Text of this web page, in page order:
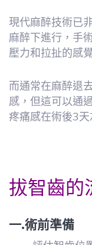
現代麻醉技術已
麻醉下進行，手
壓力和拉扯的感
而通常在麻醉退
感，但這可以通
疼痛感在術後3天
拔智齒的
一.術前準備